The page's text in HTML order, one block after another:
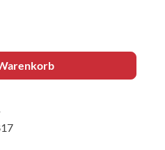
den gewünschten